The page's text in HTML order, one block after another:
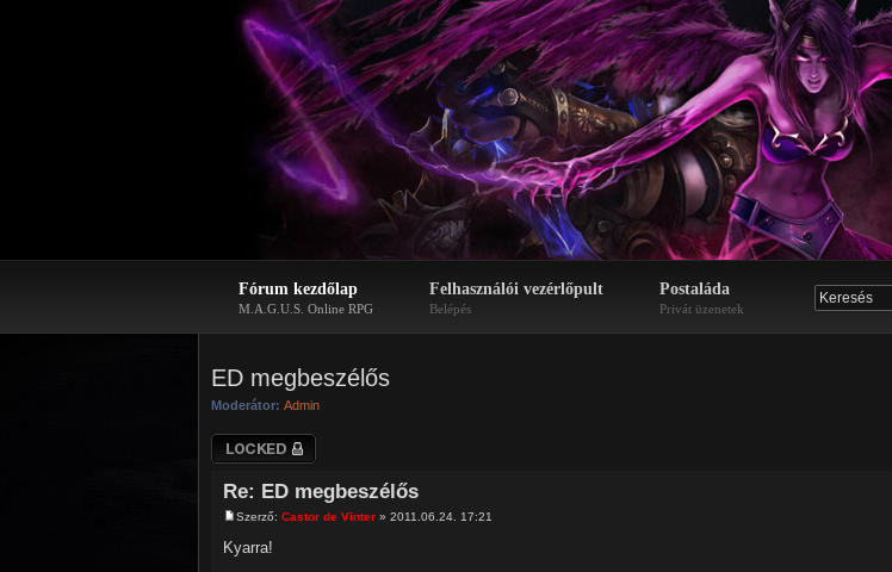
Fórum kezdőlap
M.A.G.U.S. Online RPG
Felhasználói vezérlőpult
Belépés
Postaláda
Privát üzenetek
ED megbeszélős
Moderátor: Admin
Téma lezárva
Re: ED megbeszélős
Szerző: Castor de Vinter » 2011.06.24. 17:21
Kyarra!